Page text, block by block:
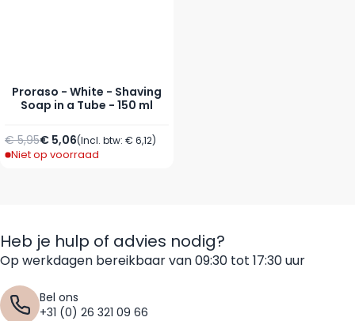
Proraso - White - Shaving
Soap in a Tube - 150 ml
Speciale prijs
€ 5,06
Normale prijs
€ 5,95 (Incl. btw: € 6,12)
Niet op voorraad
Heb je hulp of advies nodig?
Op werkdagen bereikbaar van 09:30 tot 17:30 uur
Bel ons
+31 (0) 26 321 09 66